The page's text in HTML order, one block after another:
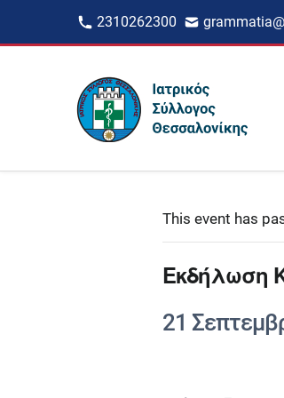
2310262300
This event has
Εκδήλωση
21